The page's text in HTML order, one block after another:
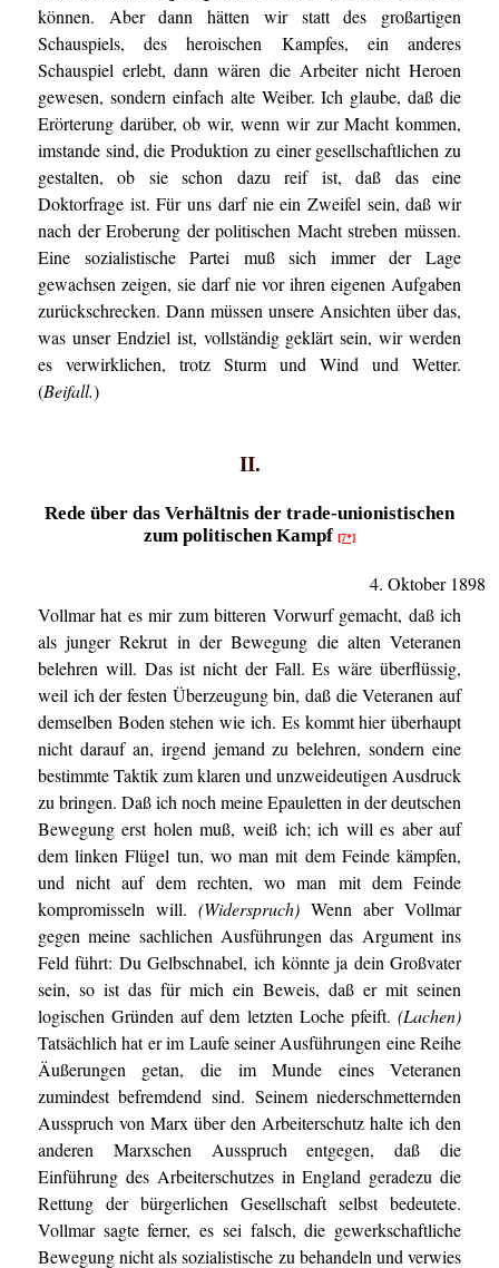
können. Aber dann hätten wir statt des großartigen
Schauspiels, des heroischen Kampfes, ein anderes
Schauspiel erlebt, dann wären die Arbeiter nicht Heroen
gewesen, sondern einfach alte Weiber. Ich glaube, daß die
Erörterung darüber, ob wir, wenn wir zur Macht kommen,
imstande sind, die Produktion zu einer gesellschaftlichen zu
gestalten, ob sie schon dazu reif ist, daß das eine
Doktorfrage ist. Für uns darf nie ein Zweifel sein, daß wir
nach der Eroberung der politischen Macht streben müssen.
Eine sozialistische Partei muß sich immer der Lage
gewachsen zeigen, sie darf nie vor ihren eigenen Aufgaben
zurückschrecken. Dann müssen unsere Ansichten über das,
was unser Endziel ist, vollständig geklärt sein, wir werden
es verwirklichen, trotz Sturm und Wind und Wetter.
(Beifall.)
II.
Rede über das Verhältnis der trade-unionistischen
zum politischen Kampf [7*]
4. Oktober 1898
Vollmar hat es mir zum bitteren Vorwurf gemacht, daß ich
als junger Rekrut in der Bewegung die alten Veteranen
belehren will. Das ist nicht der Fall. Es wäre überflüssig,
weil ich der festen Überzeugung bin, daß die Veteranen auf
demselben Boden stehen wie ich. Es kommt hier überhaupt
nicht darauf an, irgend jemand zu belehren, sondern eine
bestimmte Taktik zum klaren und unzweideutigen Ausdruck
zu bringen. Daß ich noch meine Epauletten in der deutschen
Bewegung erst holen muß, weiß ich; ich will es aber auf
dem linken Flügel tun, wo man mit dem Feinde kämpfen,
und nicht auf dem rechten, wo man mit dem Feinde
kompromisseln will. (Widerspruch)Wenn aber Vollmar
gegen meine sachlichen Ausführungen das Argument ins
Feld führt: Du Gelbschnabel, ich könnte ja dein Großvater
sein, so ist das für mich ein Beweis, daß er mit seinen
logischen Gründen auf dem letzten Loche pfeift.(Lachen)
Tatsächlich hat er im Laufe seiner Ausführungen eine Reihe
Äußerungen getan, die im Munde eines Veteranen
zumindest befremdend sind. Seinem niederschmetternden
Ausspruch von Marx über den Arbeiterschutz halte ich den
anderen Marxschen Ausspruch entgegen, daß die
Einführung des Arbeiterschutzes in England geradezu die
Rettung der bürgerlichen Gesellschaft selbst bedeutete.
Vollmar sagte ferner, es sei falsch, die gewerkschaftliche
Bewegung nicht als sozialistische zu behandeln und verwies